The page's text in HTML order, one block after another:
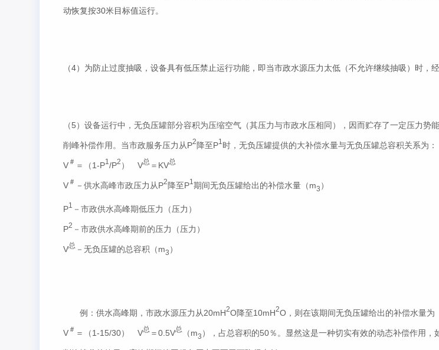
动恢复按30米目标值运行。
（4）为防止过度抽吸，设备具有低压禁止运行功能，即当市政水源压力太低（不允许继续抽吸）时，
（5）设备运行中，无负压罐部分容积为压缩空气（其压力与市政水压相同），因而贮存了一定压力
削峰补偿作用。当市政服务压力从P2降至P1 时，无负压罐提供的大补偿水量与无负压罐总容积关系为：
V ＃ ＝（1-P1 /P2 ） V总 ＝KV总
V ＃ －供水高峰市政压力从P2降至P1期间无负压罐给出的补偿水量（m3 ）
P1 －市政供水高峰期低压力（压力）
P2 －市政供水高峰期前的压力（压力）
V总 －无负压罐的总容积（m3 ）
例：供水高峰期，市政水源压力从20mH2O降至10mH2O，则在该期间无负压罐给出的补偿水量为
V ＃ ＝（1-15/30） V总 ＝0.5V总 （m3 ），占总容积的50％。显然这是一种切实有效的动态补偿作用